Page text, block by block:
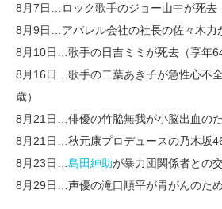
8月7日…ロック歌手のジョー山中が死去
8月9日…アパレル会社の社長の佐々木力
8月10日…歌手の日吉ミミが死去（享年64
8月16日…歌手の二葉あき子が急性心不
歳）
8月21日…俳優の竹脇無我が小脳出血の
8月21日…秋元康プロデュースの乃木坂
8月23日… 島田紳助が暴力団関係者との
8月29日…声優の滝口順平が胃がんのため